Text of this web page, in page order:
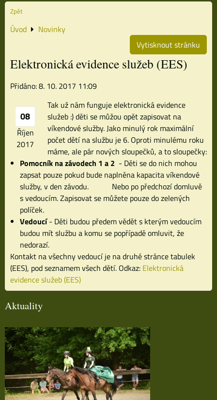
Zpět
Úvod
Novinky
Vytisknout stránku
Elektronická evidence služeb (EES)
Přidáno: 8. 10. 2017 11:09
08
Říjen
2017
Tak už nám funguje elektronická evidence
služeb :) děti se můžou opět zapisovat na
víkendové služby. Jako minulý rok maximální
počet dětí na službu je 6. Oproti minulému roku
máme, ale pár nových sloupečků, a to sloupečky:
Pomocník na závodech 1 a 2 - Děti se do nich mohou
zapsat pouze pokud bude naplněna kapacita víkendové
služby, v den závodu. Nebo po předchozí domluvě
s vedoucím. Zapisovat se můžete pouze do zelených
políček.
Vedoucí- Děti budou předem vědět s kterým vedoucím
budou mít službu a komu se popřípadě omluvit, že
nedorazí.
Kontakt na všechny vedoucí je na druhé stránce tabulek
(EES), pod seznamem všech dětí. Odkaz: Elektronická
evidence služeb (EES)
Aktuality